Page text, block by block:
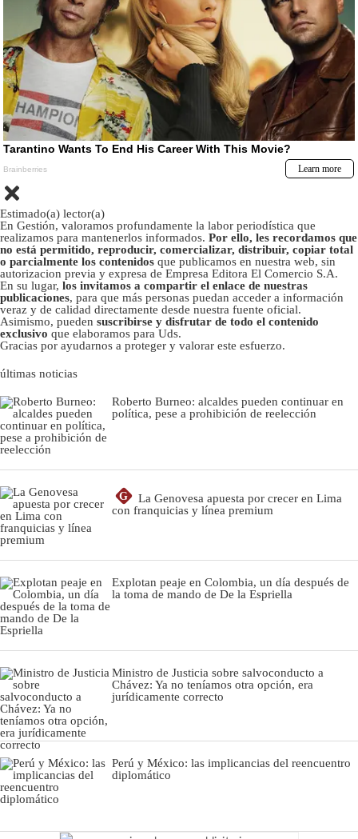
Estimado(a) lector(a)
En Gestión, valoramos profundamente la labor periodística que
realizamos para mantenerlos informados. Por ello, les recordamos que
no está permitido, reproducir, comercializar, distribuir, copiar total
o parcialmente los contenidos que publicamos en nuestra web, sin
autorizacion previa y expresa de Empresa Editora El Comercio S.A.
En su lugar, los invitamos a compartir el enlace de nuestras
publicaciones, para que más personas puedan acceder a información
veraz y de calidad directamente desde nuestra fuente oficial.
Asimismo, pueden suscribirse y disfrutar de todo el contenido
exclusivo que elaboramos para Uds.
Gracias por ayudarnos a proteger y valorar este esfuerzo.
últimas noticias
Roberto Burneo: alcaldes pueden continuar en
política, pese a prohibición de reelección
G
La Genovesa apuesta por crecer en Lima
con franquicias y línea premium
Explotan peaje en Colombia, un día después de
la toma de mando de De la Espriella
Ministro de Justicia sobre salvoconducto a
Chávez: Ya no teníamos otra opción, era
jurídicamente correcto
Perú y México: las implicancias del reencuentro
diplomático